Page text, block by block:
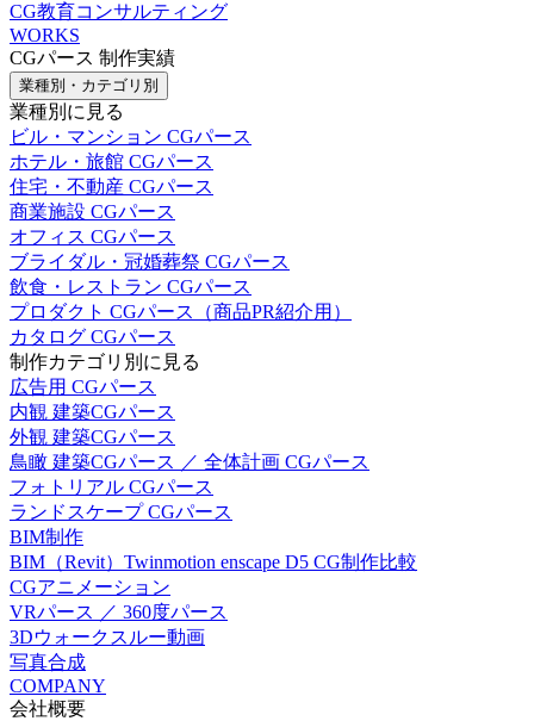
CG教育コンサルティング
WORKS
CGパース 制作実績
業種別・カテゴリ別
業種別に見る
ビル・マンション CGパース
ホテル・旅館 CGパース
住宅・不動産 CGパース
商業施設 CGパース
オフィス CGパース
ブライダル・冠婚葬祭 CGパース
飲食・レストラン CGパース
プロダクト CGパース（商品PR紹介用）
カタログ CGパース
制作カテゴリ別に見る
広告用 CGパース
内観 建築CGパース
外観 建築CGパース
鳥瞰 建築CGパース ／ 全体計画 CGパース
フォトリアル CGパース
ランドスケープ CGパース
BIM制作
BIM（Revit）Twinmotion enscape D5 CG制作比較
CGアニメーション
VRパース ／ 360度パース
3Dウォークスルー動画
写真合成
COMPANY
会社概要